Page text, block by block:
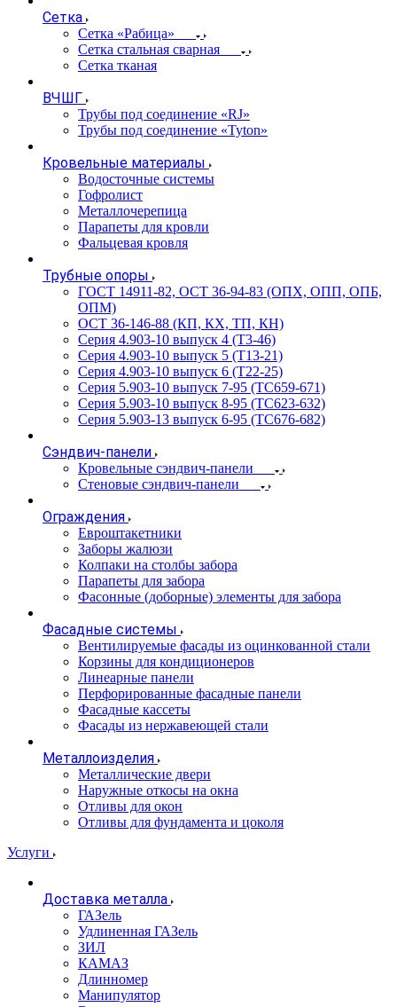
Сетка
Сетка «Рабица»
Сетка стальная сварная
Сетка тканая
ВЧШГ
Трубы под соединение «RJ»
Трубы под соединение «Tyton»
Кровельные материалы
Водосточные системы
Гофролист
Металлочерепица
Парапеты для кровли
Фальцевая кровля
Трубные опоры
ГОСТ 14911-82, ОСТ 36-94-83 (ОПХ, ОПП, ОПБ,
ОПМ)
ОСТ 36-146-88 (КП, КХ, ТП, КН)
Серия 4.903-10 выпуск 4 (Т3-46)
Серия 4.903-10 выпуск 5 (Т13-21)
Серия 4.903-10 выпуск 6 (Т22-25)
Серия 5.903-10 выпуск 7-95 (ТС659-671)
Серия 5.903-10 выпуск 8-95 (ТС623-632)
Серия 5.903-13 выпуск 6-95 (ТС676-682)
Сэндвич-панели
Кровельные сэндвич-панели
Стеновые сэндвич-панели
Ограждения
Евроштакетники
Заборы жалюзи
Колпаки на столбы забора
Парапеты для забора
Фасонные (доборные) элементы для забора
Фасадные системы
Вентилируемые фасады из оцинкованной стали
Корзины для кондиционеров
Линеарные панели
Перфорированные фасадные панели
Фасадные кассеты
Фасады из нержавеющей стали
Металлоизделия
Металлические двери
Наружные откосы на окна
Отливы для окон
Отливы для фундамента и цоколя
Услуги
Доставка металла
ГАЗель
Удлиненная ГАЗель
ЗИЛ
КАМАЗ
Длинномер
Манипулятор